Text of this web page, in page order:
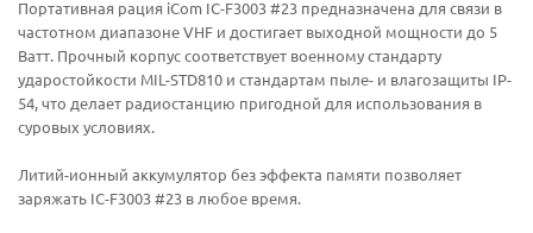
Портативная рация iCom IC-F3003 #23 предназначена для связи в
частотном диапазоне VHF и достигает выходной мощности до 5
Ватт. Прочный корпус соответствует военному стандарту
ударостойкости MIL-STD810 и стандартам пыле- и влагозащиты IP-
54, что делает радиостанцию пригодной для использования в
суровых условиях.
Литий-ионный аккумулятор без эффекта памяти позволяет
заряжать IC-F3003 #23 в любое время.